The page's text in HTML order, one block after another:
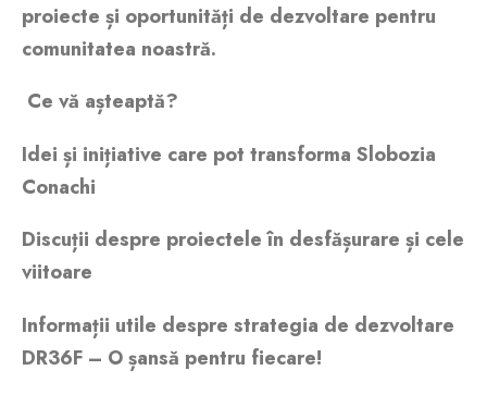
proiecte și oportunități de dezvoltare pentru
comunitatea noastră.
Ce vă așteaptă?
Idei și inițiative care pot transforma Slobozia
Conachi
Discuții despre proiectele în desfășurare și cele
viitoare
Informații utile despre strategia de dezvoltare
DR36F – O șansă pentru fiecare!